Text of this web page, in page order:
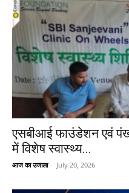
एसबीआई फाउंडेशन एवं
में विशेष स्वास्थ्य...
आज का उजाला - July 20, 2026